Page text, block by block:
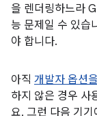
을 렌더링하느라
능 문제일 수 있습
야 합니다.
아직 개발자 옵션
하지 않은 경우 사
요. 그런 다음 기기